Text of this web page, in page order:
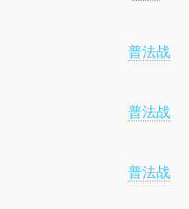
普法战
普法战
普法战